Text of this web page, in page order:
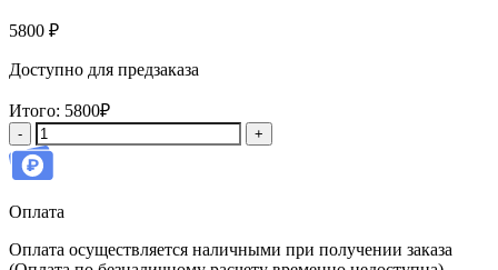
5800 ₽
Доступно для предзаказа
Итого: 5800₽
Количество
товара
Шуманет-100Гидро
Оплата
Оплата осуществляется наличными при получении заказа